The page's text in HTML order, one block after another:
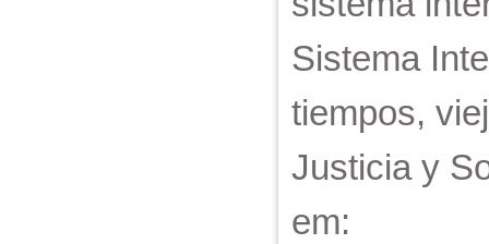
Sistema
tiempos,
Justicia y
em: